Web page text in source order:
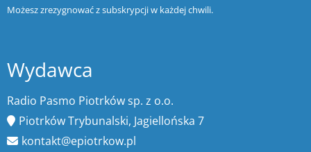
Możesz zrezygnować z subskrypcji w każdej chwili.
Wydawca
Radio Pasmo Piotrków sp. z o.o.
Piotrków Trybunalski, Jagiellońska 7
kontakt@epiotrkow.pl